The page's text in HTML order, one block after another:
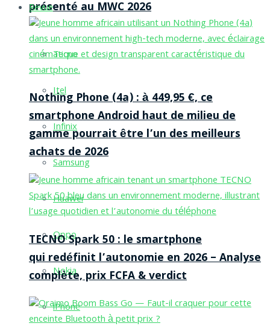
présenté au MWC 2026
Tecno
Itel
Infinix
Samsung
Huawei
Oppo
Nokia
iPhone
Revue
Nothing Phone (4a) : à 449,95 €, ce
smartphone Android haut de milieu de
gamme pourrait être l’un des meilleurs
achats de 2026
TECNO Spark 50 : le smartphone
qui redéfinit l’autonomie en 2026 – Analyse
complète, prix FCFA & verdict